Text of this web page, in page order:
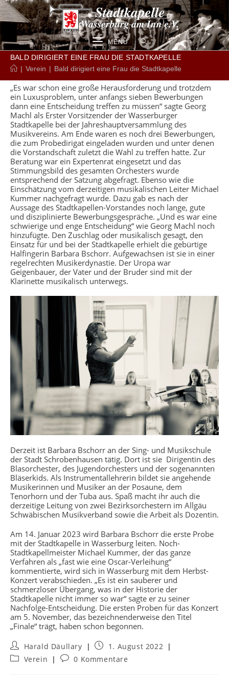
Zum
Inhalt
springen
MENÜ
BALD DIRIGIERT EINE FRAU DIE STADTKAPELLE
| Verein | Bald dirigiert eine Frau die Stadtkapelle
„Es war schon eine große Herausforderung und trotzdem
ein Luxusproblem, unter anfangs sieben Bewerbungen
dann eine Entscheidung treffen zu müssen“ sagte Georg
Machl als Erster Vorsitzender der Wasserburger
Stadtkapelle bei der Jahreshauptversammlung des
Musikvereins. Am Ende waren es noch drei Bewerbungen,
die zum Probedirigat eingeladen wurden und unter denen
die Vorstandschaft zuletzt die Wahl zu treffen hatte. Zur
Beratung war ein Expertenrat eingesetzt und das
Stimmungsbild des gesamten Orchesters wurde
entsprechend der Satzung abgefragt. Ebenso wie die
Einschätzung vom derzeitigen musikalischen Leiter Michael
Kummer nachgefragt wurde. Dazu gab es nach der
Aussage des Stadtkapellen-Vorstandes noch lange, gute
und disziplinierte Bewerbungsgespräche. „Und es war eine
schwierige und enge Entscheidung“ wie Georg Machl noch
hinzufügte. Den Zuschlag oder musikalisch gesagt, den
Einsatz für und bei der Stadtkapelle erhielt die gebürtige
Halfingerin Barbara Bschorr. Aufgewachsen ist sie in einer
regelrechten Musikerdynastie. Der Uropa war
Geigenbauer, der Vater und der Bruder sind mit der
Klarinette musikalisch unterwegs.
Derzeit ist Barbara Bschorr an der Sing- und Musikschule
der Stadt Schrobenhausen tätig. Dort ist sie Dirigentin des
Blasorchester, des Jugendorchesters und der sogenannten
Bläserkids. Als Instrumentallehrerin bildet sie angehende
Musikerinnen und Musiker an der Posaune, dem
Tenorhorn und der Tuba aus. Spaß macht ihr auch die
derzeitige Leitung von zwei Bezirksorchestern im Allgäu
Schwäbischen Musikverband sowie die Arbeit als Dozentin.
Am 14. Januar 2023 wird Barbara Bschorr die erste Probe
mit der Stadtkapelle in Wasserburg leiten. Noch-
Stadtkapellmeister Michael Kummer, der das ganze
Verfahren als „fast wie eine Oscar-Verleihung“
kommentierte, wird sich in Wasserburg mit dem Herbst-
Konzert verabschieden. „Es ist ein sauberer und
schmerzloser Übergang, was in der Historie der
Stadtkapelle nicht immer so war“ sagte er zu seiner
Nachfolge-Entscheidung. Die ersten Proben für das Konzert
am 5. November, das bezeichnenderweise den Titel
„Finale“ trägt, haben schon begonnen.
Beitrags-
Autor:
Harald Däullary
Beitrag
veröffentlicht:
1. August 2022
Beitrags-
Verein
Beitrags-
0 Kommentare